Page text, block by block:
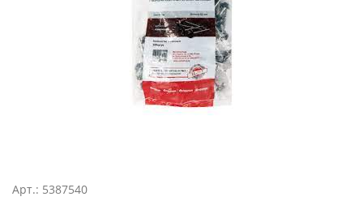
Арт.: 5387540